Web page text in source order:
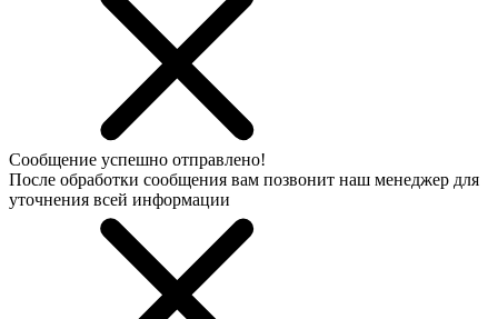
Сообщение успешно отправлено!
После обработки сообщения вам позвонит наш менеджер для
уточнения всей информации